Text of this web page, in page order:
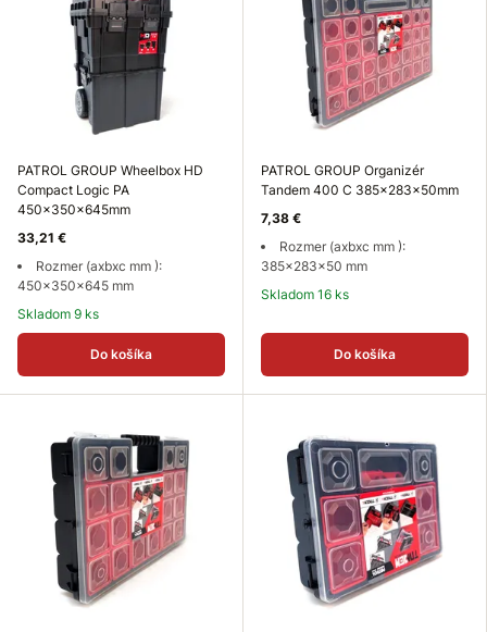
PATROL GROUP Wheelbox HD
Compact Logic PA
450x350x645mm
33,21 €
Rozmer (axbxc mm ):
450x350x645 mm
Skladom 9 ks
Do košíka
PATROL GROUP Organizér
Tandem 400 C 385x283x50mm
7,38 €
Rozmer (axbxc mm ):
385x283x50 mm
Skladom 16 ks
Do košíka